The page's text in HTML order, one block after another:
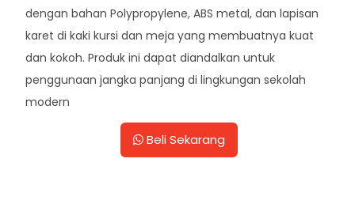
dengan bahan Polypropylene, ABS metal, dan lapisan
karet di kaki kursi dan meja yang membuatnya kuat
dan kokoh. Produk ini dapat diandalkan untuk
penggunaan jangka panjang di lingkungan sekolah
modern
Beli Sekarang